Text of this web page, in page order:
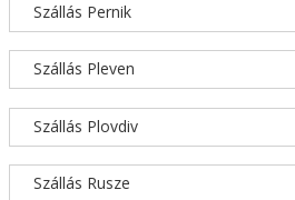
Szállás Pernik
Szállás Pleven
Szállás Plovdiv
Szállás Rusze